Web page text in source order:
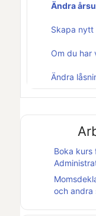
Ändra
Skapa nytt
Om du har
Ändra
Boka kurs
och andra